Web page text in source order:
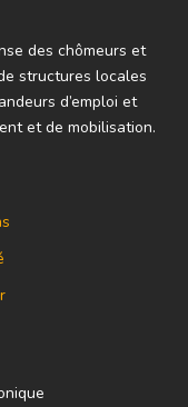
des chômeurs et
structures locales
d’emploi et
et de mobilisation.